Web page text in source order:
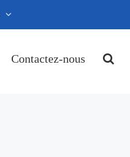
Contactez-nous